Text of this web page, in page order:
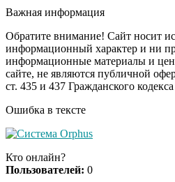
Пересмотрела 10 раз
i
Ролик длится пару
секунд, но вы будете в
шоке от увиденного
Ролик из Омска: вы
Важная информация
Обратите внимание! Сайт носит
информационный характер и ни
информационные материалы и
сайте, не являются публичной
ст. 435 и 437 Гражданского
Ошибка в тексте
Кто онлайн?
Пользователей: 0